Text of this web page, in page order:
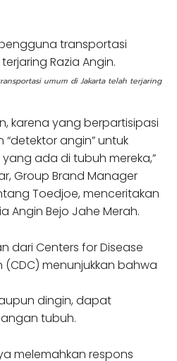
umum di Jakarta telah terjaring
karena yang berpartisipasi
angin” untuk
ada di tubuh mereka,”
Group Brand Manager
Toedjoe, menceritakan
Angin Bejo Jahe Merah.
dari Centers for Disease
menunjukkan bahwa
dingin, dapat
tubuh.
melemahkan respons